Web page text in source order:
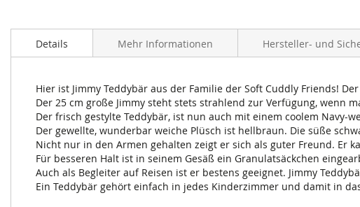
Anfang
Bildergalerie
Details
Hier ist Jimmy Teddybär aus der Familie der Soft Cuddly Friends!
Der 25 cm große Jimmy steht stets strahlend zur Verfügung, wenn
Der frisch gestylte Teddybär, ist nun auch mit einem coolem Navy-
Der gewellte, wunderbar weiche Plüsch ist hellbraun. Die süße
Nicht nur in den Armen gehalten zeigt er sich als guter Freund. Er
Für besseren Halt ist in seinem Gesäß ein Granulatsäckchen
Auch als Begleiter auf Reisen ist er bestens geeignet. Jimmy
Ein Teddybär gehört einfach in jedes Kinderzimmer und damit in
Mehr Informationen Hersteller- und